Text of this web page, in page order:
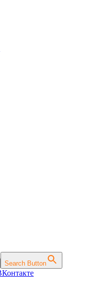
Search Button